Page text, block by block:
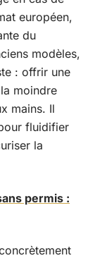
européen,
du
modèles,
: offrir une
moindre
mains. Il
fluidifier
la
permis :